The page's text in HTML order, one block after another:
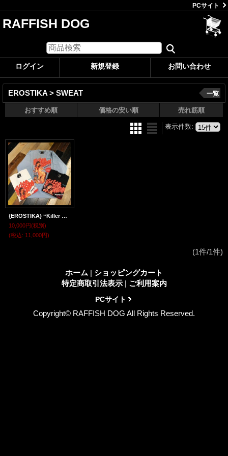
PCサイト
RAFFISH DOG
ログイン 新規登録 お問い合わせ
EROSTIKA > SWEAT 一覧
おすすめ順 価格の安い順 売れ筋順
表示件数:
{EROSTIKA} “Killer Condom -Director’ s Cut Edition” CREWNECK SWEAT
10,000円(税別)
(税込: 11,000円)
(1件/1件)
ホーム | ショッピングカート
特定商取引法表示 | ご利用案内
PCサイト
Copyright© RAFFISH DOG All Rights Reserved.